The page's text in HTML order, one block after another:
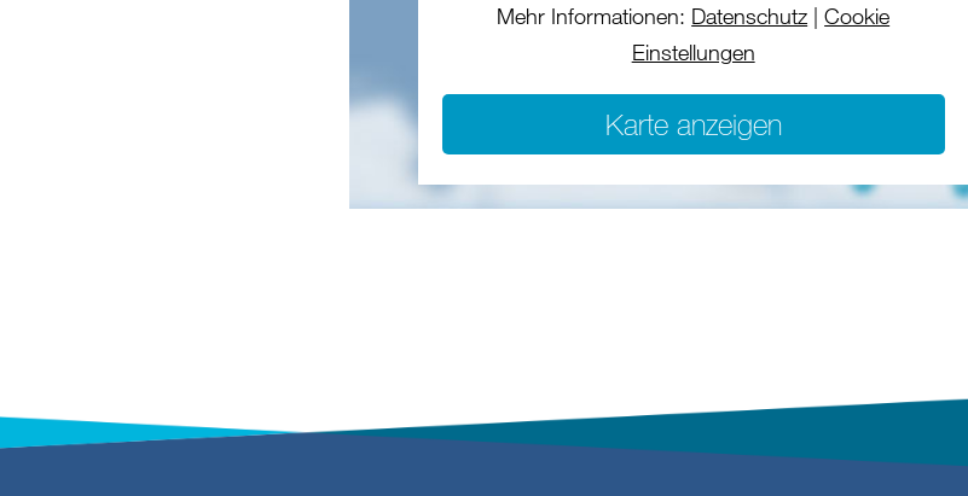
Mehr Informationen: Datenschutz |Cookie
Einstellungen
Karte anzeigen